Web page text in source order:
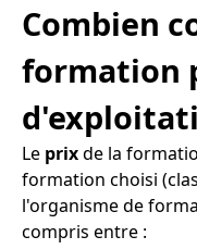
Combien
formation
Le prixde la
formation choisi
l'organisme de
compris entre :